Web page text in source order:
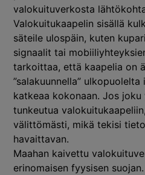
valokuituverkosta
Valokuitukaapelin sisällä
säteile ulospäin, kuten
signaalit tai
tarkoittaa, että kaapelia on
”salakuunnella”
katkeaa kokonaan. Jos
tunkeutua
välittömästi, mikä tekisi
havaittavan.
Maahan kaivettu
erinomaisen fyysisen